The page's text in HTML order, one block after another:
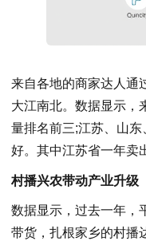
来自各地的商家达人通
大江南北。数据显示，
量排名前三;江苏、山
好。其中江苏省一年卖
村播兴农带动产业升级
数据显示，过去一年，
带货，扎根家乡的村播